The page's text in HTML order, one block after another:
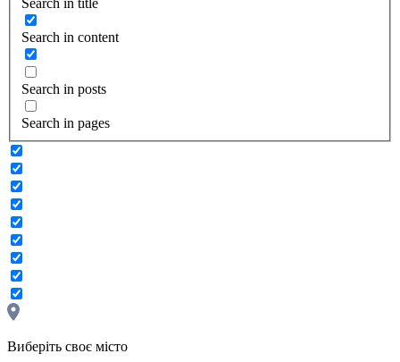
Search in content
Search in posts
Search in pages
Виберіть своє місто